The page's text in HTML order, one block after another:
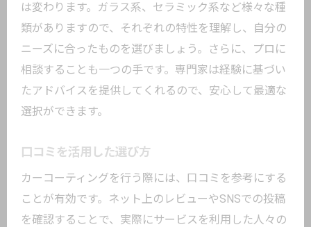
は変わります。ガラス系、セラミック系など様々な種
類がありますので、それぞれの特性を理解し、自分の
ニーズに合ったものを選びましょう。さらに、プロに
相談することも一つの手です。専門家は経験に基づい
たアドバイスを提供してくれるので、安心して最適な
選択ができます。
口コミを活用した選び方
カーコーティングを行う際には、口コミを参考にする
ことが有効です。ネット上のレビューやSNSでの投稿
を確認することで、実際にサービスを利用した人々の